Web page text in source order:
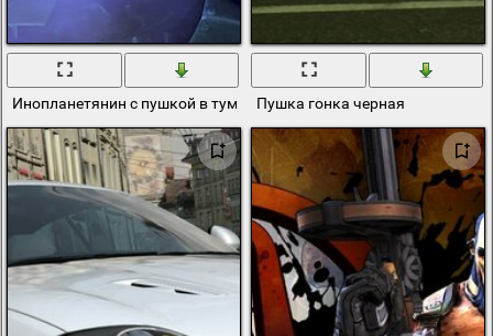
Инопланетянин с пушкой в туманеПушка гонка черная